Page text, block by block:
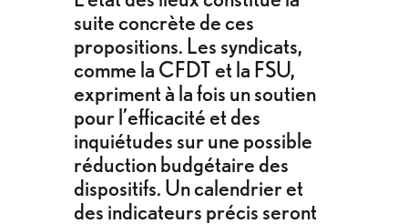
suite concrète de ces
propositions. Les syndicats,
comme la CFDT et la FSU,
expriment à la fois un soutien
pour l’efficacité et des
inquiétudes sur une possible
réduction budgétaire des
dispositifs. Un calendrier et
des indicateurs précis seront